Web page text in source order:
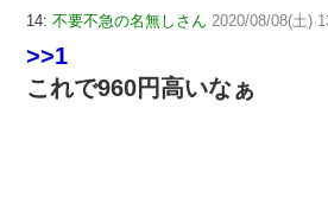
14: 不要不急の名無しさん 2020/08/08(土)
>>1
これで960円高いなぁ